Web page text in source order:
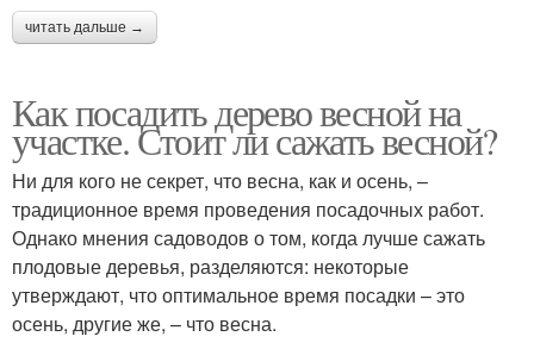
читать дальше →
Как посадить дерево весной на
участке. Стоит ли сажать весной?
Ни для кого не секрет, что весна, как и осень, –
традиционное время проведения посадочных работ.
Однако мнения садоводов о том, когда лучше сажать
плодовые деревья, разделяются: некоторые
утверждают, что оптимальное время посадки – это
осень, другие же, – что весна.